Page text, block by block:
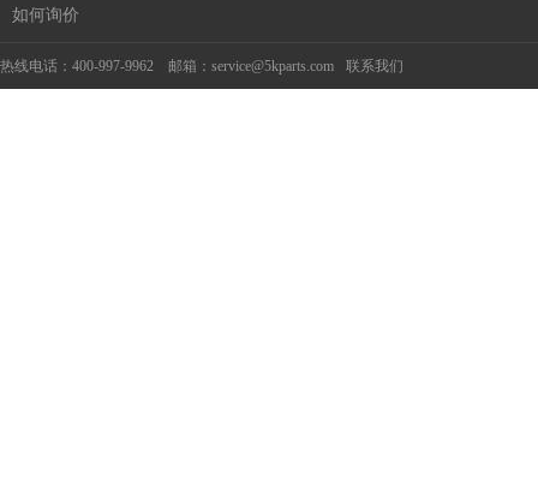
如何询价
热线电话：400-997-9962 邮箱：service@5kparts.com 联系我们